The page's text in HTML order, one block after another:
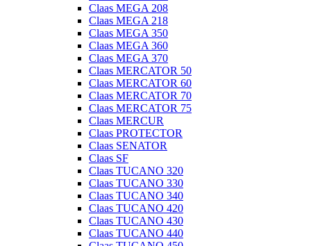
Claas MEGA 208
Claas MEGA 218
Claas MEGA 350
Claas MEGA 360
Claas MEGA 370
Claas MERCATOR 50
Claas MERCATOR 60
Claas MERCATOR 70
Claas MERCATOR 75
Claas MERCUR
Claas PROTECTOR
Claas SENATOR
Claas SF
Claas TUCANO 320
Claas TUCANO 330
Claas TUCANO 340
Claas TUCANO 420
Claas TUCANO 430
Claas TUCANO 440